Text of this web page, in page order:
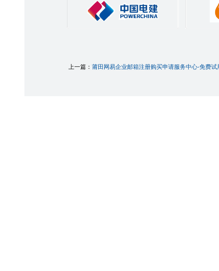
上一篇： 莆田网易企业邮箱注册购买申请服务中心-免费试